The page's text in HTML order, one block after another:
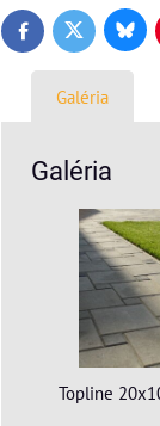
FacebookTwitter
Galéria
Galéria
Topline